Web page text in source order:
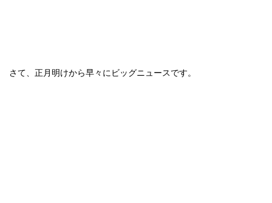
さて、正月明けから早々にビッグニュースです。